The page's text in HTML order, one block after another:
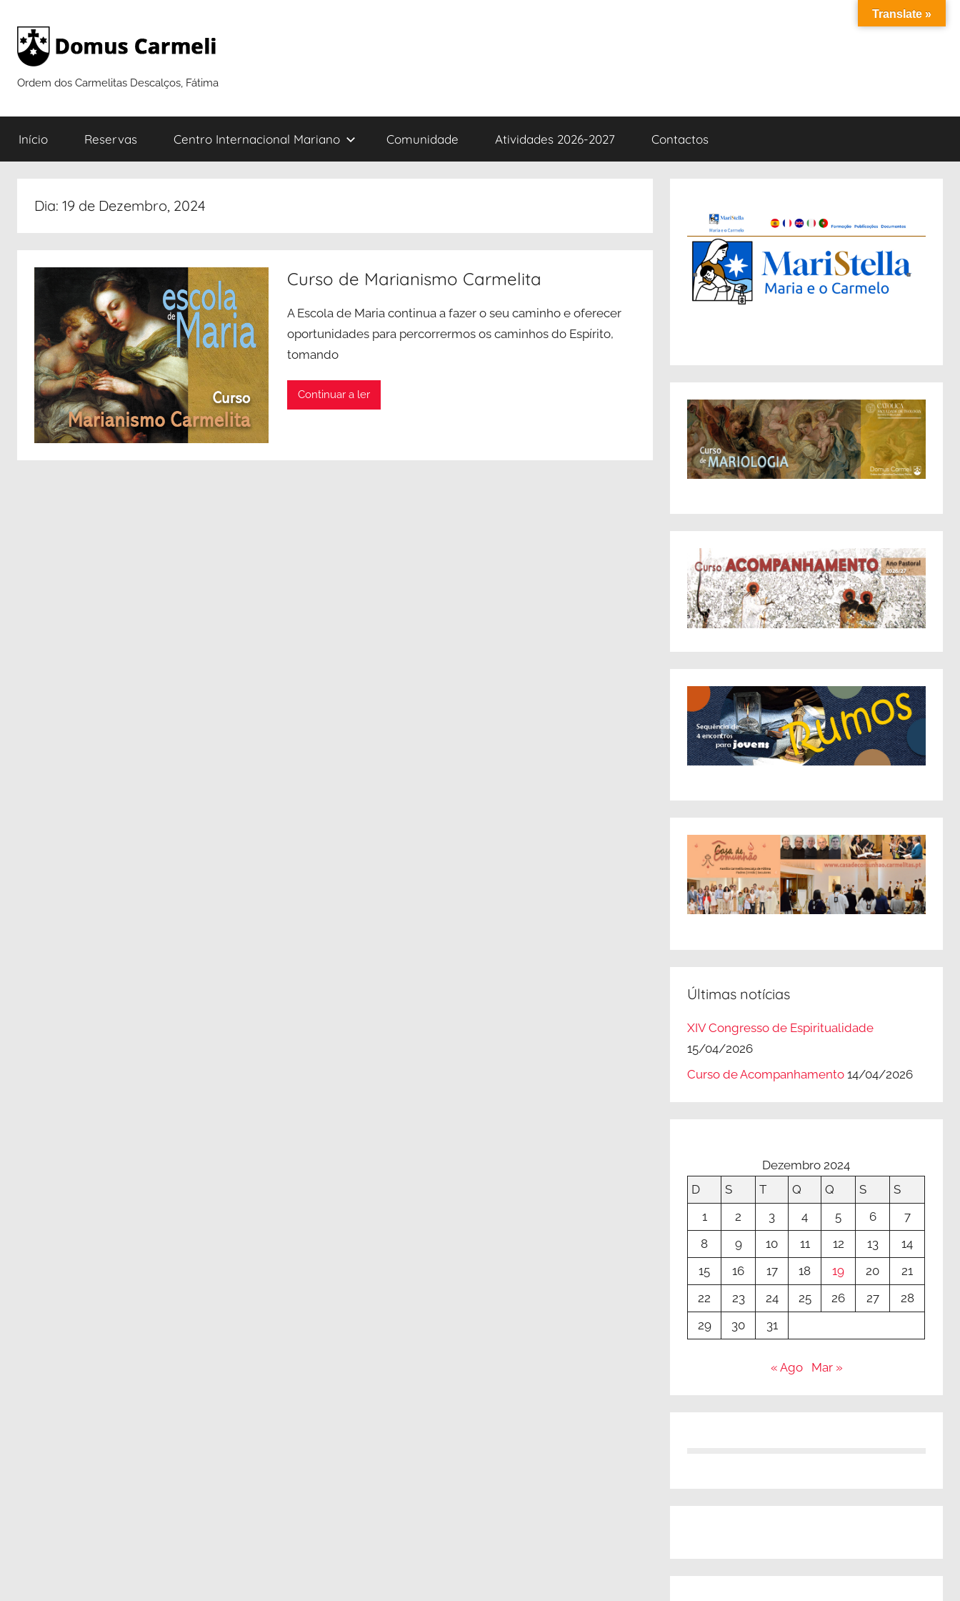
para
Ordem dos Carmelitas Descalços, Fátima
Início Reservas Centro Internacional Mariano Comunidade Atividades 2026-2027 Contactos
Dia: 19 de Dezembro, 2024
Curso de Marianismo Carmelita
A Escola de Maria continua a fazer o seu caminho e oferecer
oportunidades para percorrermos os caminhos do Espírito,
tomando
Continuar a ler
Últimas notícias
XIV Congresso de Espiritualidade
15/04/2026
Curso de Acompanhamento 14/04/2026
Dezembro 2024
D
S T Q Q S
S
1
2 3 4 5 6
7
8
9 10 11 12 13
14
15
16 17 18 19 20
21
22
23 24 25 26 27
28
29
30 31
« Ago Mar »
Translate »